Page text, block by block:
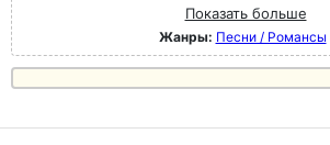
Показать больше
Жанры: Песни / Романсы